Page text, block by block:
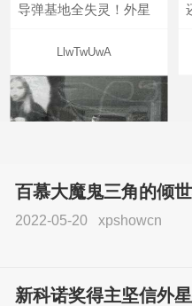
导弹基地全失灵！外星
LlwTwUwA
百慕大魔鬼三角的倾
2022-05-20 xpshowcn
新科诺奖得主坚信外